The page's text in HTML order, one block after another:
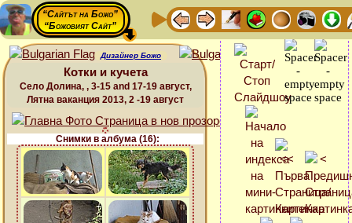
“Сайтът на Божо”
“Божовият Сайт”
Дизайнер Божо
Котки и кучета
Село Долина, , 3-15 and 17-19 август,
Лятна ваканция 2013, 2 -19 август
Снимки в албума (16):